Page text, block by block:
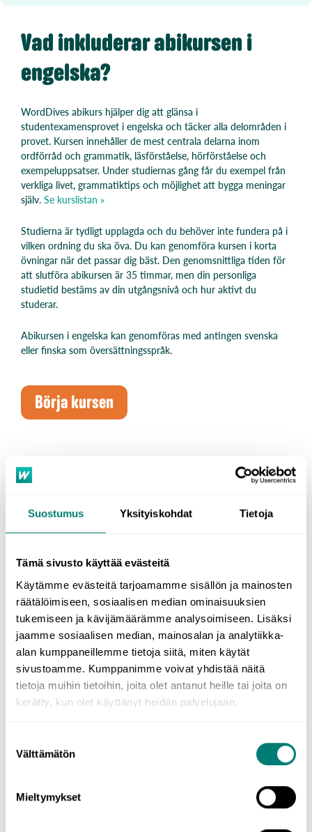
Suostumus Yksityiskohdat Tietoja
Tämä sivusto käyttää evästeitä
Käytämme evästeitä tarjoamamme sisällön ja mainosten
räätälöimiseen, sosiaalisen median ominaisuuksien
tukemiseen ja kävijämäärämme analysoimiseen. Lisäksi
jaamme sosiaalisen median, mainosalan ja analytiikka-
alan kumppaneillemme tietoja siitä, miten käytät
sivustoamme. Kumppanimme voivat yhdistää näitä
tietoja muihin tietoihin, joita olet antanut heille tai joita on
kerätty, kun olet käyttänyt heidän palvelujaan.
valinta
Välttämätön
Mieltymykset
Vad inkluderar abikursen i
engelska?
WordDives abikurs hjälper dig att glänsa i
studentexamensprovet i engelska och täcker alla delområden i
provet. Kursen innehåller de mest centrala delarna inom
ordförråd och grammatik, läsförståelse, hörförståelse och
exempeluppsatser. Under studiernas gång får du exempel från
verkliga livet, grammatiktips och möjlighet att bygga meningar
själv. Se kurslistan »
Studierna är tydligt upplagda och du behöver inte fundera på i
vilken ordning du ska öva. Du kan genomföra kursen i korta
övningar när det passar dig bäst. Den genomsnittliga tiden för
att slutföra abikursen är 35 timmar, men din personliga
studietid bestäms av din utgångsnivå och hur aktivt du
studerar.
Abikursen i engelska kan genomföras med antingen svenska
eller finska som översättningsspråk.
Börja kursen
99% REKOMMENDERAR
WORDDIVES ABIKURS I
Leo
Abikursen var mycket bra och välplanerad.
och min grammatik utvecklades enormt.